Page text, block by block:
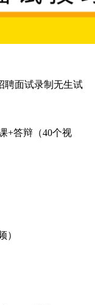
聘面试录制无生试
+答辩（40个视
）